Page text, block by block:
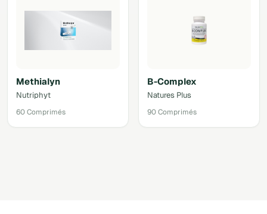
Methialyn
Nutriphyt
60 Comprimés
B-Complex
Natures Plus
90 Comprimés